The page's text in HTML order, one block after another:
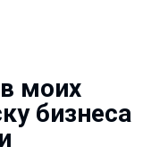
моих
бизнеса